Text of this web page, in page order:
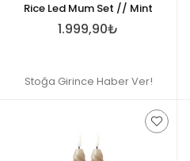
Rice Led Mum Set // Mint
1.999,90₺
Stoğa Girince Haber Ver!